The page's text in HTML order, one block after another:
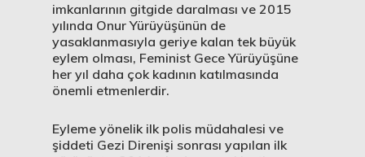
imkanlarının gitgide daralması ve 2015
yılında Onur Yürüyüşünün de
yasaklanmasıyla geriye kalan tek büyük
eylem olması, Feminist Gece Yürüyüşüne
her yıl daha çok kadının katılmasında
önemli etmenlerdir.
Eyleme yönelik ilk polis müdahalesi ve
şiddeti Gezi Direnişi sonrası yapılan ilk